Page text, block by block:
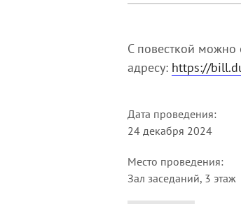
С повесткой можно
адресу: https://
Дата проведения:
24 декабря 2024
Место проведения:
Зал заседаний, 3 этаж